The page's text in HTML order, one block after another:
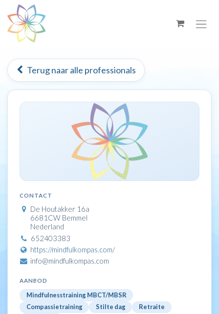
Overslaan naar inhoud
Terug naar alle professionals
CONTACT
De Houtakker 16a
6681CW Bemmel
Nederland
652403383
https://mindfulkompas.com/
info@mindfulkompas.com
AANBOD
Mindfulnesstraining MBCT/MBSR
Compassietraining
Stilte dag
Retraite